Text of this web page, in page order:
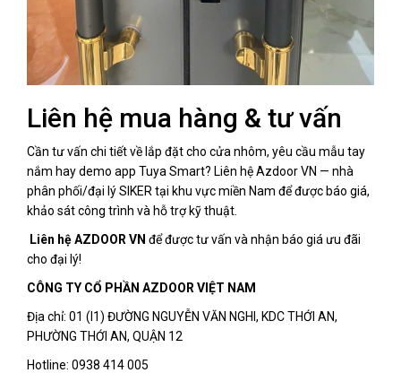
Liên hệ mua hàng & tư vấn
Cần tư vấn chi tiết về lắp đặt cho cửa nhôm, yêu cầu mẫu tay
nắm hay demo app Tuya Smart? Liên hệ Azdoor VN — nhà
phân phối/đại lý SIKER tại khu vực miền Nam để được báo giá,
khảo sát công trình và hỗ trợ kỹ thuật.
Liên hệ AZDOOR VN để được tư vấn và nhận báo giá ưu đãi
cho đại lý!
CÔNG TY CỔ PHẦN AZDOOR VIỆT NAM
Địa chỉ: 01 (I1) ĐƯỜNG NGUYỄN VĂN NGHI, KDC THỚI AN,
PHƯỜNG THỚI AN, QUẬN 12
Hotline: 0938 414 005